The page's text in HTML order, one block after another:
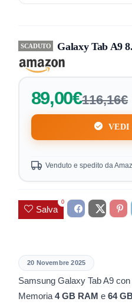
SCADUTO Galaxy Tab A9
89,00€116,16€
VEDI
Venduto e spedito da
Salva
0
20 Novembre 2025
Samsung Galaxy Tab A9 con
Memoria 4 GB RAM e 64